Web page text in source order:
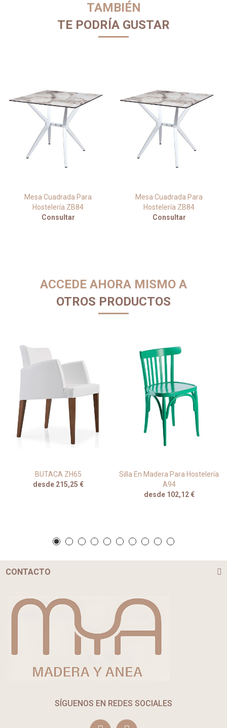
TAMBIÉN
TE PODRÍA GUSTAR
Mesa Cuadrada Para
Hostelería ZB84
Consultar
Mesa Cuadrada Para
Hostelería ZB84
Consultar
ACCEDE AHORA MISMO A
OTROS PRODUCTOS
BUTACA ZH65
desde 215,25 €
Silla En Madera Para Hostelería
A94
desde 102,12 €
CONTACTO
SÍGUENOS EN REDES SOCIALES